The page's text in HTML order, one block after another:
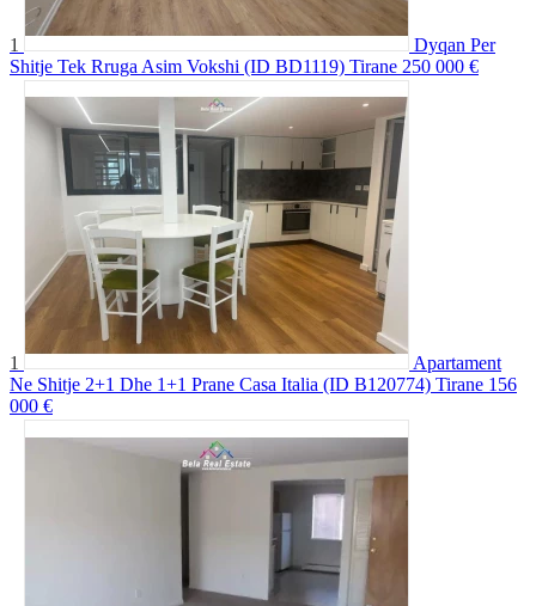
1
Dyqan Per
Shitje Tek Rruga Asim Vokshi (ID BD1119) Tirane 250 000 €
1
Apartament
Ne Shitje 2+1 Dhe 1+1 Prane Casa Italia (ID B120774) Tirane 156
000 €